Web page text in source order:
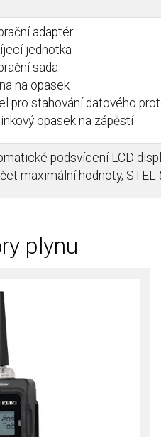
adaptér
jednotka
sada
na opasek
pro stahování datového
opasek na zápěstí
podsvícení LCD
maximální hodnoty, STEL
plynu